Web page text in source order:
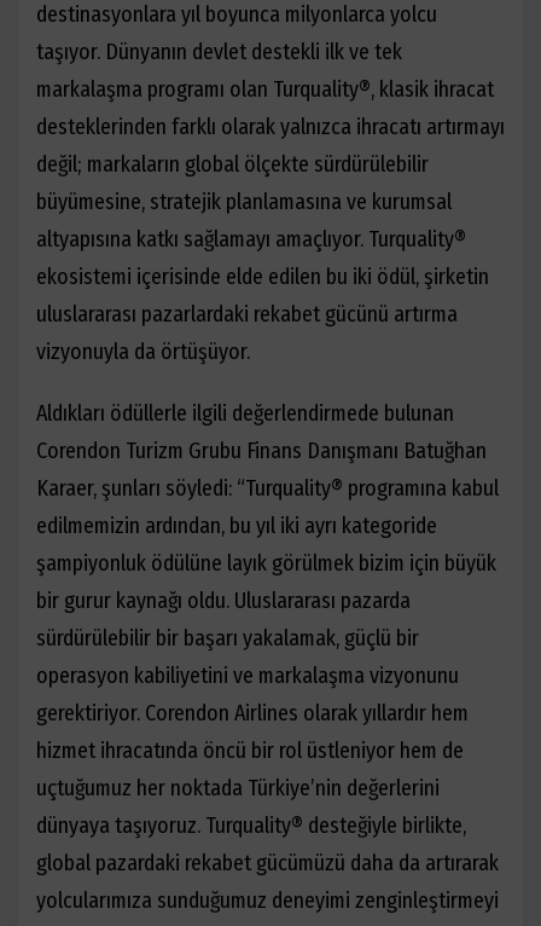
destinasyonlara yıl boyunca milyonlarca yolcu
taşıyor. Dünyanın devlet destekli ilk ve tek
markalaşma programı olan Turquality®, klasik ihracat
desteklerinden farklı olarak yalnızca ihracatı artırmayı
değil; markaların global ölçekte sürdürülebilir
büyümesine, stratejik planlamasına ve kurumsal
altyapısına katkı sağlamayı amaçlıyor. Turquality®
ekosistemi içerisinde elde edilen bu iki ödül, şirketin
uluslararası pazarlardaki rekabet gücünü artırma
vizyonuyla da örtüşüyor.
Aldıkları ödüllerle ilgili değerlendirmede bulunan
Corendon Turizm Grubu Finans Danışmanı Batuğhan
Karaer, şunları söyledi: “Turquality® programına kabul
edilmemizin ardından, bu yıl iki ayrı kategoride
şampiyonluk ödülüne layık görülmek bizim için büyük
bir gurur kaynağı oldu. Uluslararası pazarda
sürdürülebilir bir başarı yakalamak, güçlü bir
operasyon kabiliyetini ve markalaşma vizyonunu
gerektiriyor. Corendon Airlines olarak yıllardır hem
hizmet ihracatında öncü bir rol üstleniyor hem de
uçtuğumuz her noktada Türkiye’nin değerlerini
dünyaya taşıyoruz. Turquality® desteğiyle birlikte,
global pazardaki rekabet gücümüzü daha da artırarak
yolcularımıza sunduğumuz deneyimi zenginleştirmeyi